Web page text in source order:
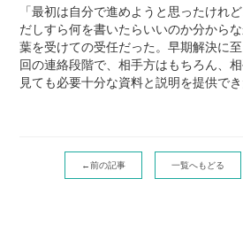
「最初は自分で進めようと思ったけれ
だしすら何を書いたらいいのか分から
葉を受けての受任だった。早期解決に
回の連絡段階で、相手方はもちろん、
見ても必要十分な資料と説明を提供で
←前の記事 一覧へもどる